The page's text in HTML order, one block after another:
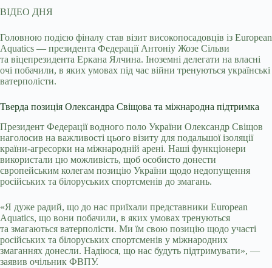
ВІДЕО ДНЯ
Головною подією фіналу став візит високопосадовців із European
Aquatics — президента Федерації Антоніу Жозе Сільви
та віцепрезидента Еркана Ялчина. Іноземні делегати на власні
очі побачили, в яких умовах під час війни тренуються українські
ватерполісти.
Тверда позиція Олександра Свіщова та міжнародна підтримка
Президент Федерації водного поло України Олександр Свіщов
наголосив на важливості цього візиту для подальшої ізоляції
країни-агресорки на міжнародній арені. Наші функціонери
використали цю можливість, щоб особисто донести
європейським колегам позицію України щодо недопущення
російських та білоруських спортсменів до змагань.
«Я дуже радий, що до нас приїхали представники European
Aquatics, що вони побачили, в яких умовах тренуються
та змагаються ватерполісти. Ми їм свою позицію щодо участі
російських та білоруських спортсменів у міжнародних
змаганнях донесли. Надіюся, що нас будуть підтримувати», —
заявив очільник ФВПУ.